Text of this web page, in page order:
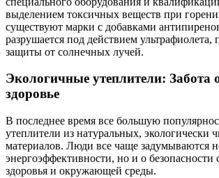
выделением токсичных веществ при
существуют марки с добавками
разрушается под действием ультрафиолета,
защиты от солнечных лучей.
Экологичные утеплители: Забота
здоровье
В последнее время все большую
утеплители из натуральных, экологически
материалов. Люди все чаще задумываются
энергоэффективности, но и о безопасности
здоровья и окружающей среды.